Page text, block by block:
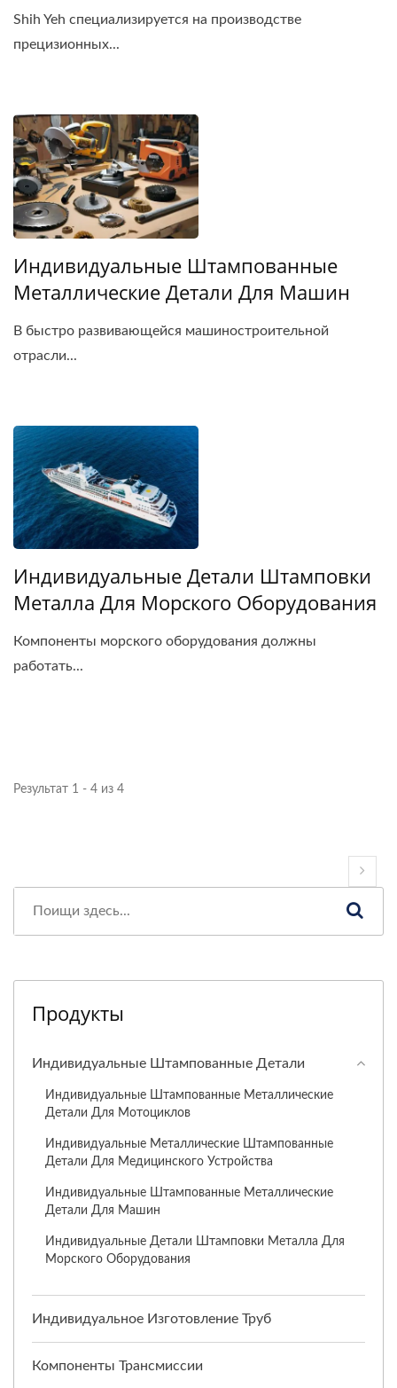
Shih Yeh специализируется на производстве
прецизионных...
Индивидуальные Штампованные
Металлические Детали Для Машин
В быстро развивающейся машиностроительной
отрасли...
Индивидуальные Детали Штамповки
Металла Для Морского Оборудования
Компоненты морского оборудования должны
работать...
Результат 1 - 4 из 4
Продукты
Индивидуальные Штампованные Детали
Индивидуальные Штампованные Металлические
Детали Для Мотоциклов
Индивидуальные Металлические Штампованные
Детали Для Медицинского Устройства
Индивидуальные Штампованные Металлические
Детали Для Машин
Индивидуальные Детали Штамповки Металла Для
Морского Оборудования
Индивидуальное Изготовление Труб
Компоненты Трансмиссии